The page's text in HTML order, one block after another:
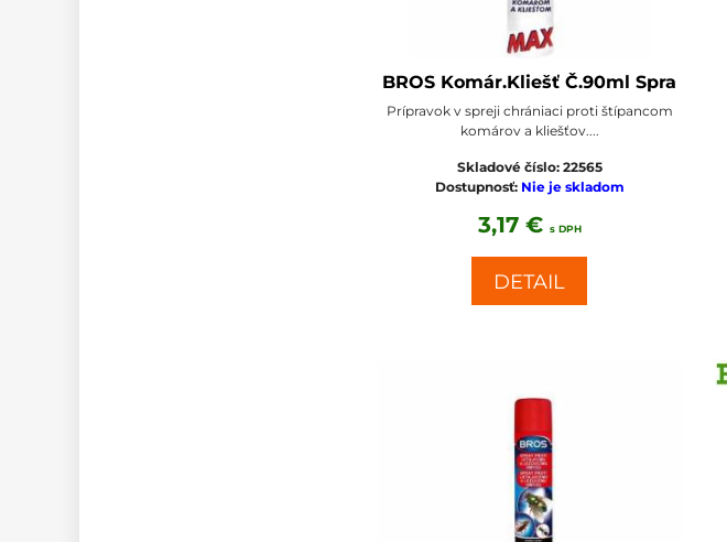
BROS Komár.Kliešť Č.90ml Spra
Prípravok v spreji chrániaci proti štípancom
komárov a kliešťov....
Skladové číslo: 22565
Dostupnosť: Nie je skladom
3,17 € s DPH
DETAIL